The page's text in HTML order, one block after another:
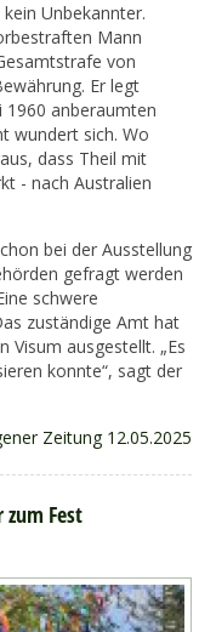
Unbekannter.
Mann
von
Er legt
1960 anberaumten
wundert sich. Wo
dass Theil mit
- nach Australien
bei der Ausstellung
gefragt werden
schwere
zuständige Amt hat
Visum ausgestellt. „Es
konnte“, sagt der
Zeitung 12.05.2025
Fest